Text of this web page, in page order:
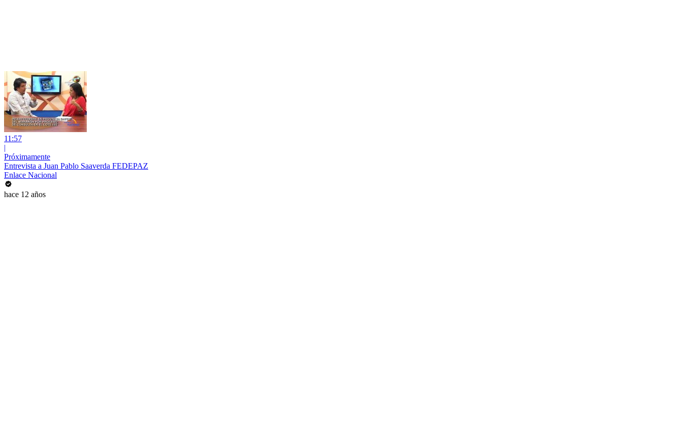
11:57
|
Próximamente
Entrevista a Juan Pablo Saaverda FEDEPAZ
Enlace Nacional
hace 12 años